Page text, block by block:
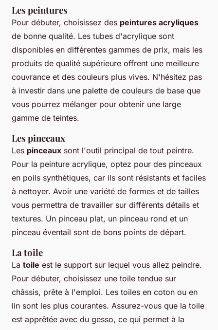
Les peintures
Pour débuter, choisissez des peintures acryliques
de bonne qualité. Les tubes d'acrylique sont
disponibles en différentes gammes de prix, mais les
produits de qualité supérieure offrent une meilleure
couvrance et des couleurs plus vives. N'hésitez pas
à investir dans une palette de couleurs de base que
vous pourrez mélanger pour obtenir une large
gamme de teintes.
Les pinceaux
Les pinceaux sont l'outil principal de tout peintre.
Pour la peinture acrylique, optez pour des pinceaux
en poils synthétiques, car ils sont résistants et faciles
à nettoyer. Avoir une variété de formes et de tailles
vous permettra de travailler sur différents détails et
textures. Un pinceau plat, un pinceau rond et un
pinceau éventail sont de bons points de départ.
La toile
La toile est le support sur lequel vous allez peindre.
Pour débuter, choisissez une toile tendue sur
châssis, prête à l'emploi. Les toiles en coton ou en
lin sont les plus courantes. Assurez-vous que la toile
est apprêtée avec du gesso, ce qui permet à la